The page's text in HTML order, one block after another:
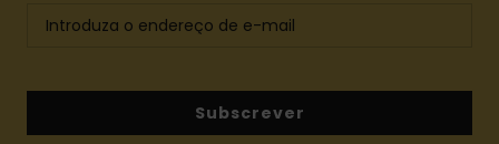
Subscrever